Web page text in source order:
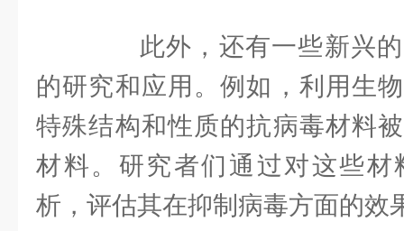
此外，还有一些新兴的
的研究和应用。例如，利用生
特殊结构和性质的抗病毒材料
材料。研究者们通过对这些材
析，评估其在抑制病毒方面的效